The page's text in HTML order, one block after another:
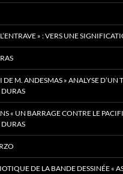
» : VERS UNE
DE M. ANDESMAS » ANALYSE D’UN
« UN BARRAGE CONTRE LE
DE LA BANDE DESSINÉE «